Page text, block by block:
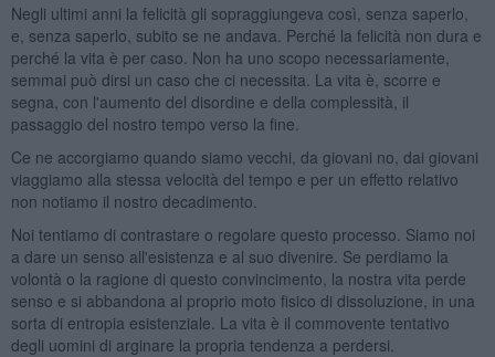
Negli ultimi anni la felicità gli sopraggiungeva così, senza saperlo,
e, senza saperlo, subito se ne andava. Perché la felicità non dura e
perché la vita è per caso. Non ha uno scopo necessariamente,
semmai può dirsi un caso che ci necessita. La vita è, scorre e
segna, con l'aumento del disordine e della complessità, il
passaggio del nostro tempo verso la fine.
Ce ne accorgiamo quando siamo vecchi, da giovani no, dai giovani
viaggiamo alla stessa velocità del tempo e per un effetto relativo
non notiamo il nostro decadimento.
Noi tentiamo di contrastare o regolare questo processo. Siamo noi
a dare un senso all'esistenza e al suo divenire. Se perdiamo la
volontà o la ragione di questo convincimento, la nostra vita perde
senso e si abbandona al proprio moto fisico di dissoluzione, in una
sorta di entropia esistenziale. La vita è il commovente tentativo
degli uomini di arginare la propria tendenza a perdersi.